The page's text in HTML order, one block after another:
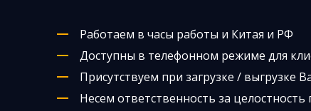
Работаем в часы работы и Китая и РФ
Доступны в телефонном режиме для
Присутствуем при загрузке / выгрузке
Несем ответственность за целостность